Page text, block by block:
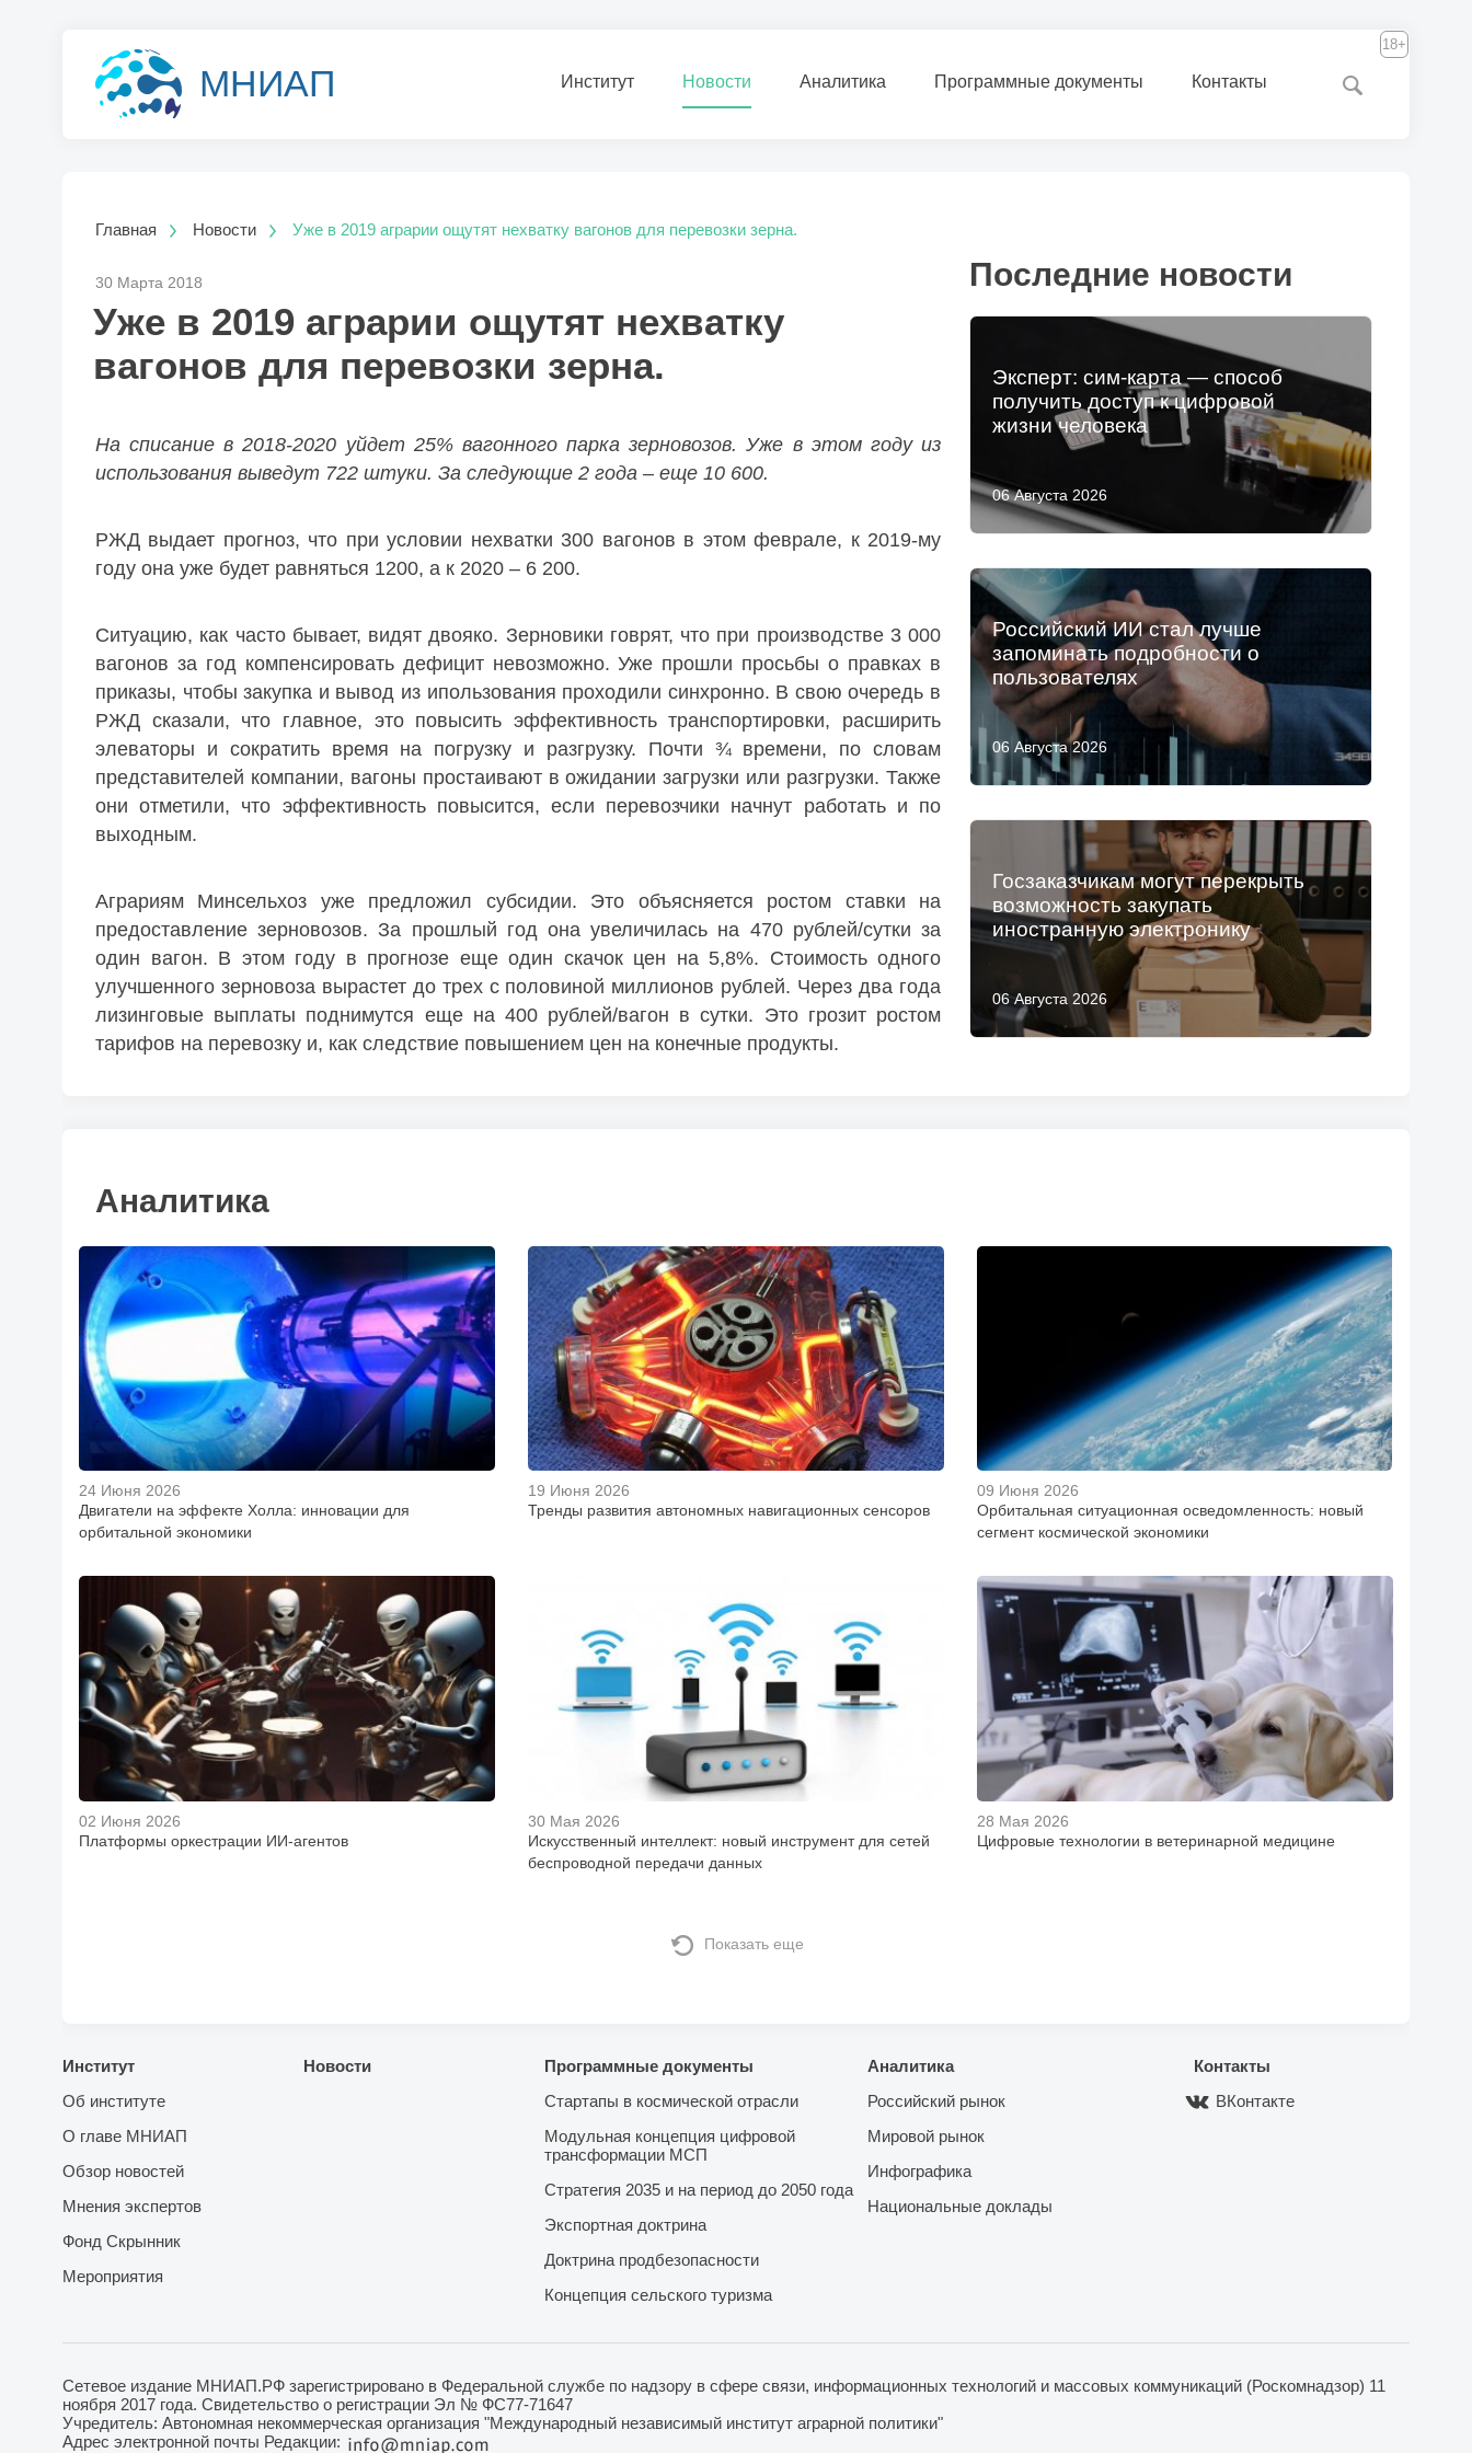
МНИАП Институт Новости Аналитика Программные документы Контакты
18+
Главная Новости Уже в 2019 аграрии ощутят нехватку вагонов для перевозки зерна.
30 Марта 2018
Уже в 2019 аграрии ощутят нехватку
вагонов для перевозки зерна.
На списание в 2018-2020 уйдет 25% вагонного парка зерновозов. Уже в этом году из
использования выведут 722 штуки. За следующие 2 года – еще 10 600.
РЖД выдает прогноз, что при условии нехватки 300 вагонов в этом феврале, к 2019-му
году она уже будет равняться 1200, а к 2020 – 6 200.
Ситуацию, как часто бывает, видят двояко. Зерновики говрят, что при производстве 3 000
вагонов за год компенсировать дефицит невозможно. Уже прошли просьбы о правках в
приказы, чтобы закупка и вывод из ипользования проходили синхронно. В свою очередь в
РЖД сказали, что главное, это повысить эффективность транспортировки, расширить
элеваторы и сократить время на погрузку и разгрузку. Почти ¾ времени, по словам
представителей компании, вагоны простаивают в ожидании загрузки или разгрузки. Также
они отметили, что эффективность повысится, если перевозчики начнут работать и по
выходным.
Аграриям Минсельхоз уже предложил субсидии. Это объясняется ростом ставки на
предоставление зерновозов. За прошлый год она увеличилась на 470 рублей/сутки за
один вагон. В этом году в прогнозе еще один скачок цен на 5,8%. Стоимость одного
улучшенного зерновоза вырастет до трех с половиной миллионов рублей. Через два года
лизинговые выплаты поднимутся еще на 400 рублей/вагон в сутки. Это грозит ростом
тарифов на перевозку и, как следствие повышением цен на конечные продукты.
Последние новости
06 Августа 2026
Эксперт: сим-карта — способ
получить доступ к цифровой
жизни человека
06 Августа 2026
Российский ИИ стал лучше
запоминать подробности о
пользователях
06 Августа 2026
Госзаказчикам могут перекрыть
возможность закупать
иностранную электронику
Аналитика
24 Июня 2026
Двигатели на эффекте Холла: инновации для
орбитальной экономики
19 Июня 2026
Тренды развития автономных навигационных сенсоров
09 Июня 2026
Орбитальная ситуационная осведомленность: новый
сегмент космической экономики
02 Июня 2026
Платформы оркестрации ИИ-агентов
30 Мая 2026
Искусственный интеллект: новый инструмент для сетей
беспроводной передачи данных
28 Мая 2026
Цифровые технологии в ветеринарной медицине
Показать еще
Институт
Об институте
О главе МНИАП
Обзор новостей
Мнения экспертов
Фонд Скрынник
Мероприятия
Новости
Программные документы
Стартапы в космической отрасли
Модульная концепция цифровой
трансформации МСП
Стратегия 2035 и на период до 2050 года
Экспортная доктрина
Доктрина продбезопасности
Концепция сельского туризма
Аналитика
Российский рынок
Мировой рынок
Инфографика
Национальные доклады
Контакты
ВКонтакте
Сетевое издание МНИАП.РФ зарегистрировано в Федеральной службе по надзору в сфере связи, информационных технологий и массовых коммуникаций (Роскомнадзор) 11
ноября 2017 года. Свидетельство о регистрации Эл № ФС77-71647
Учредитель: Автономная некоммерческая организация "Международный независимый институт аграрной политики"
Адрес электронной почты Редакции: